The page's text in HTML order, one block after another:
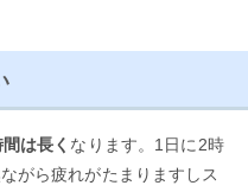
は長く なります。1日に2時
がら疲れがたまりますしス